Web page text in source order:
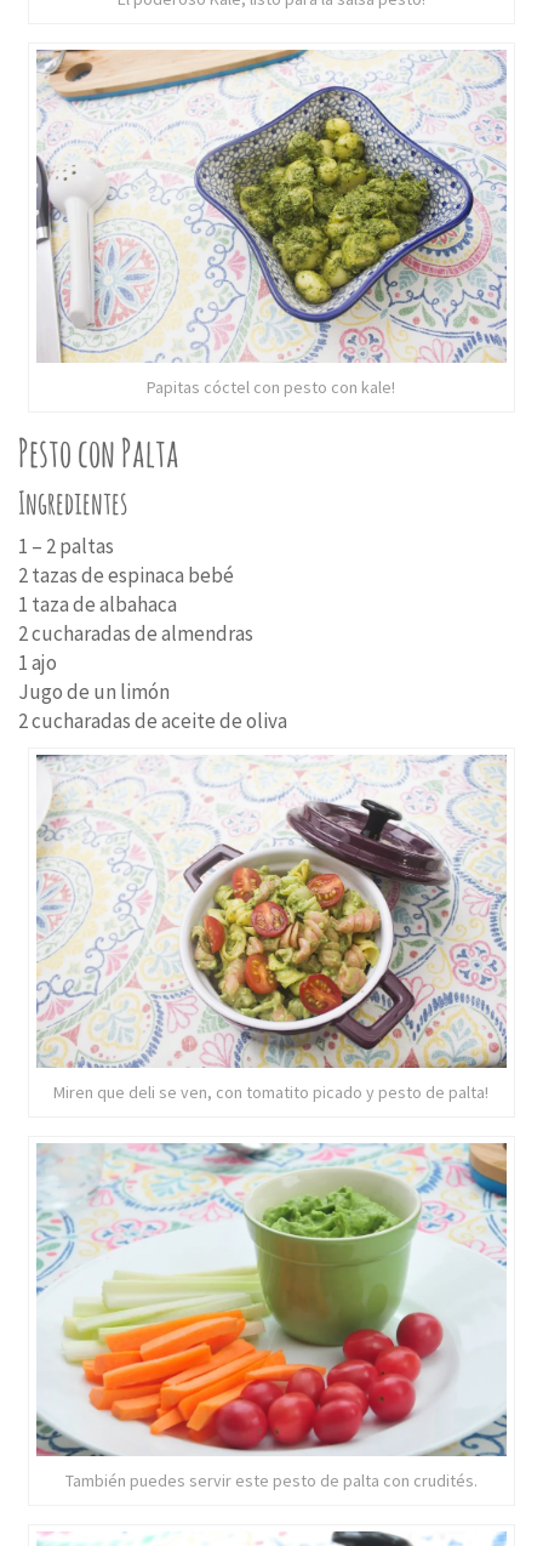
Papitas cóctel con pesto con kale!
Pesto con Palta
Ingredientes
1 – 2 paltas
2 tazas de espinaca bebé
1 taza de albahaca
2 cucharadas de almendras
1 ajo
Jugo de un limón
2 cucharadas de aceite de oliva
Miren que deli se ven, con tomatito picado y pesto de palta!
También puedes servir este pesto de palta con crudités.